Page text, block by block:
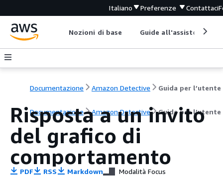
Italiano Preferenze Contattaci
Nozioni di base Guide all'assistenza
Documentazione Amazon Detective Guida per l’utente
Documentazione Amazon Detective Guida per l’utente
Risposta a un invito
del grafico di
comportamento
PDF RSS Markdown Modalità Focus